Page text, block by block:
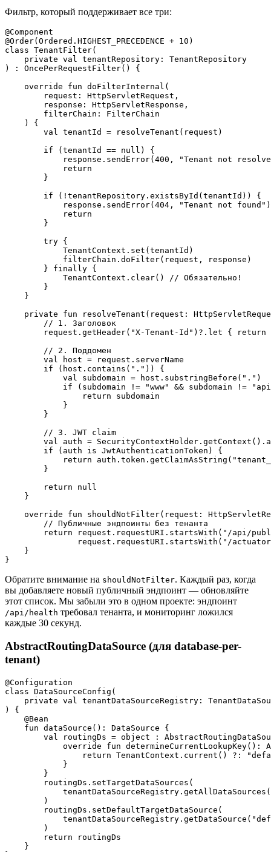
Фильтр, который поддерживает все три:
@Component
@Order(Ordered.HIGHEST_PRECEDENCE + 10)
class TenantFilter(
    private val tenantRepository: TenantRepository
) : OncePerRequestFilter() {
    override fun doFilterInternal(
        request: HttpServletRequest,
        response: HttpServletResponse,
        filterChain: FilterChain
    ) {
        val tenantId = resolveTenant(request)
        if (tenantId == null) {
response.sendError(400, "Tenant not
            return
        }
        if (!tenantRepository.existsById(tenantId)) {
            response.sendError(404, "Tenant not found")
            return
        }
        try {
            TenantContext.set(tenantId)
            filterChain.doFilter(request, response)
        } finally {
            TenantContext.clear() // Обязательно!
        }
    }
private fun resolveTenant(request:
        // 1. Заголовок
request.getHeader("X-Tenant-Id")?.let { return
        // 2. Поддомен
        val host = request.serverName
        if (host.contains(".")) {
            val subdomain = host.substringBefore(".")
if (subdomain != "www" && subdomain !=
                return subdomain
            }
        }
        // 3. JWT claim
val auth =
        if (auth is JwtAuthenticationToken) {
return
        }
        return null
    }
override fun shouldNotFilter(request:
        // Публичные эндпоинты без тенанта
return request.requestURI.startsWith("/api/
request.requestURI.startsWith("/
    }
Обратите внимание на shouldNotFilter. Каждый раз, когда
вы добавляете новый публичный эндпоинт — обновляйте
этот список. Мы забыли это в одном проекте: эндпоинт
/api/health требовал тенанта, и мониторинг ложился
каждые 30 секунд.
AbstractRoutingDataSource (для database-per-
tenant)
@Configuration
class DataSourceConfig(
private val tenantDataSourceRegistry:
) {
    @Bean
    fun dataSource(): DataSource {
val routingDs = object :
override fun determineCurrentLookupKey():
return TenantContext.current() ?:
            }
        }
        routingDs.setTargetDataSources(
        )
        routingDs.setDefaultTargetDataSource(
        )
        return routingDs
    }